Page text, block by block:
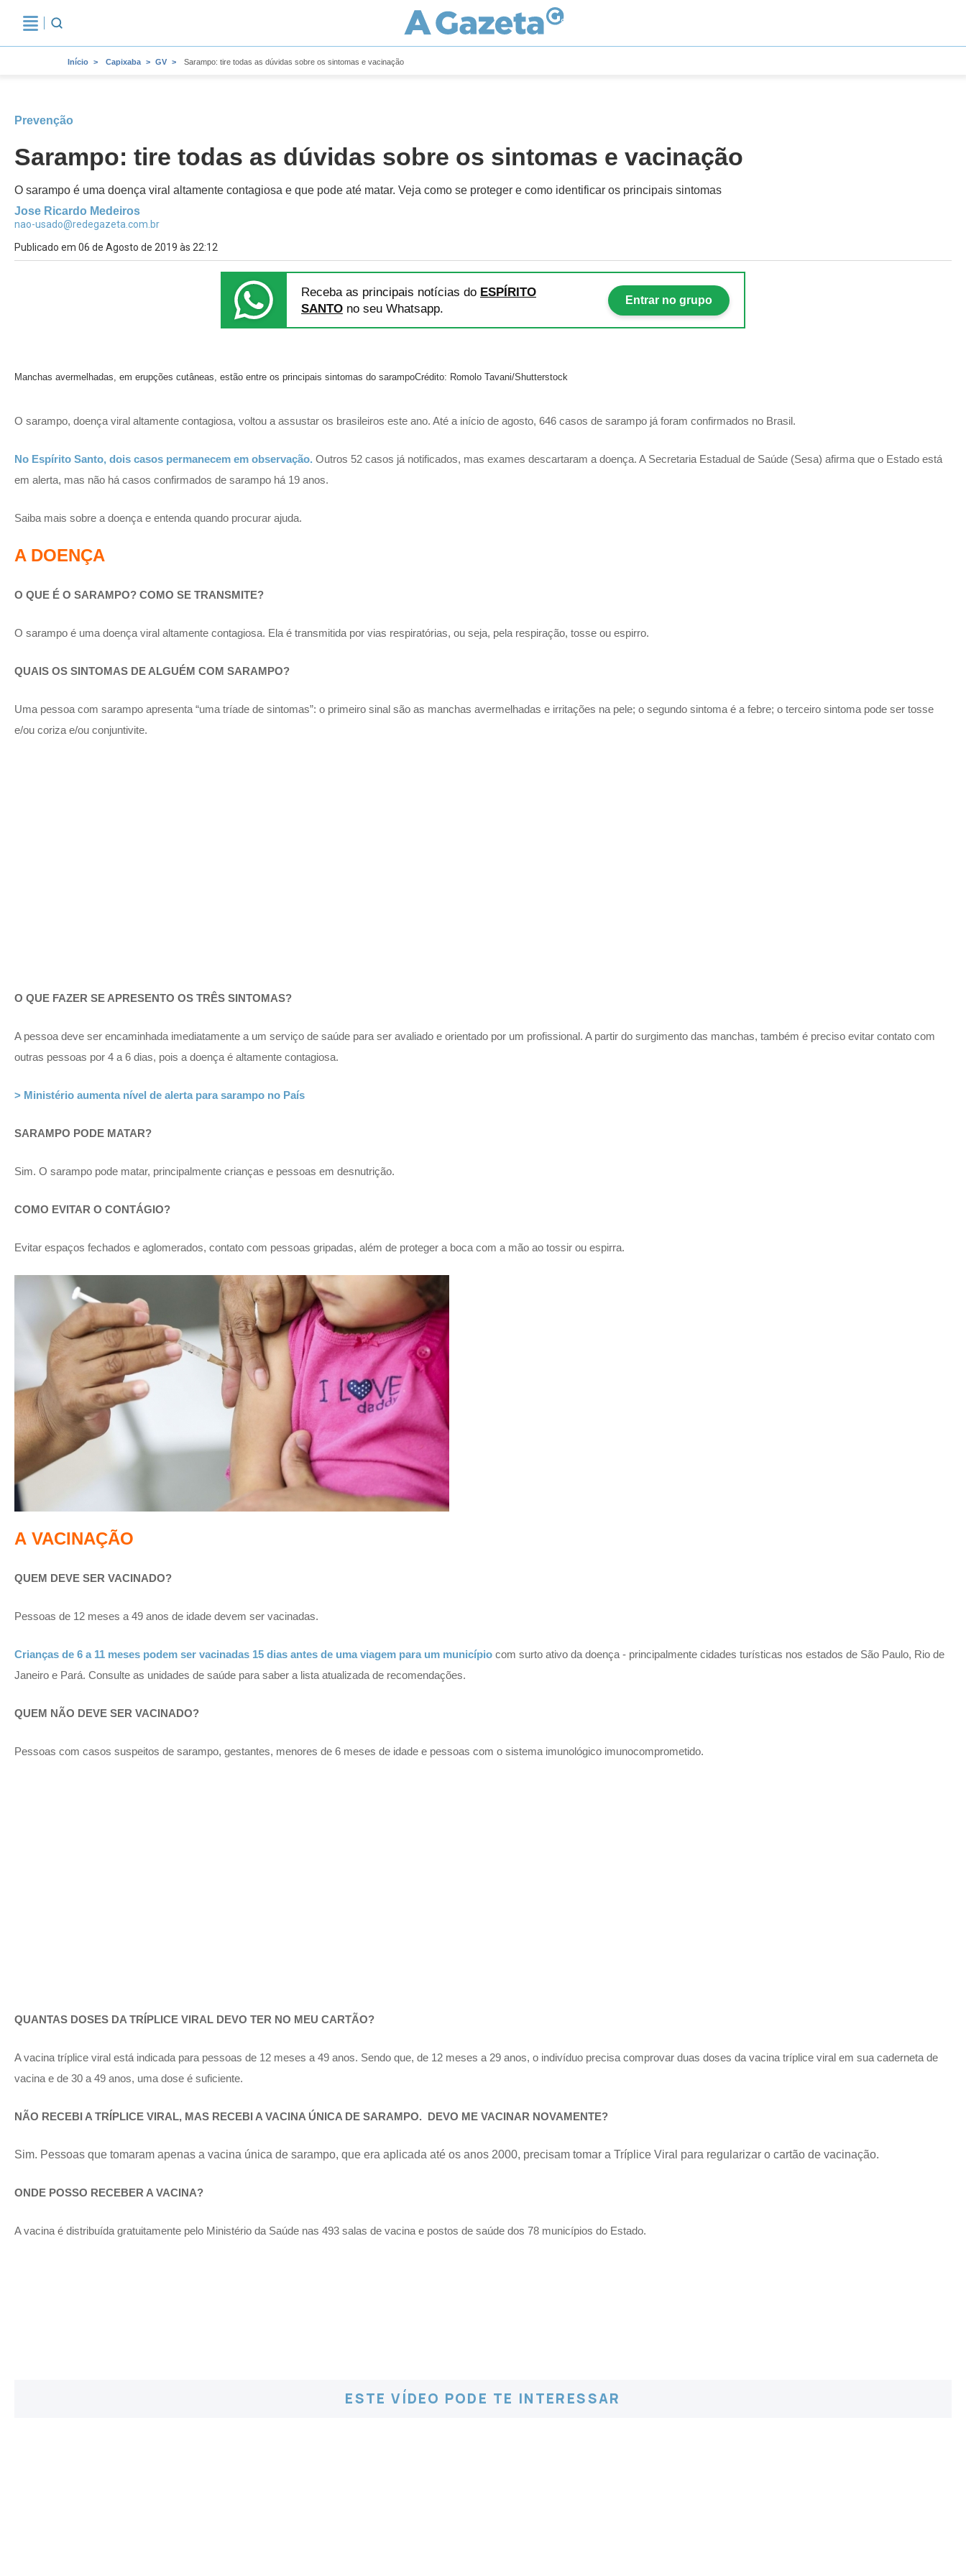
Início Capixaba GV Sarampo: tire todas as dúvidas sobre os sintomas e vacinação
Prevenção
Sarampo: tire todas as dúvidas sobre os sintomas e vacinação
O sarampo é uma doença viral altamente contagiosa e que pode até matar. Veja como se proteger e como identificar os principais sintomas
Jose Ricardo Medeiros
nao-usado@redegazeta.com.br
Publicado em 06 de Agosto de 2019 às 22:12
Receba as principais notícias do ESPÍRITO
SANTO no seu Whatsapp.
Entrar no grupo
Manchas avermelhadas, em erupções cutâneas, estão entre os principais sintomas do sarampoCrédito: Romolo Tavani/Shutterstock
O sarampo, doença viral altamente contagiosa, voltou a assustar os brasileiros este ano. Até a início de agosto, 646 casos de sarampo já foram confirmados no Brasil.
No Espírito Santo, dois casos permanecem em observação. Outros 52 casos já notificados, mas exames descartaram a doença. A Secretaria Estadual de Saúde (Sesa) afirma que o Estado está
em alerta, mas não há casos confirmados de sarampo há 19 anos.
Saiba mais sobre a doença e entenda quando procurar ajuda.
A DOENÇA
O QUE É O SARAMPO? COMO SE TRANSMITE?
O sarampo é uma doença viral altamente contagiosa. Ela é transmitida por vias respiratórias, ou seja, pela respiração, tosse ou espirro.
QUAIS OS SINTOMAS DE ALGUÉM COM SARAMPO?
Uma pessoa com sarampo apresenta “uma tríade de sintomas”: o primeiro sinal são as manchas avermelhadas e irritações na pele; o segundo sintoma é a febre; o terceiro sintoma pode ser tosse
e/ou coriza e/ou conjuntivite.
O QUE FAZER SE APRESENTO OS TRÊS SINTOMAS?
A pessoa deve ser encaminhada imediatamente a um serviço de saúde para ser avaliado e orientado por um profissional. A partir do surgimento das manchas, também é preciso evitar contato com
outras pessoas por 4 a 6 dias, pois a doença é altamente contagiosa.
> Ministério aumenta nível de alerta para sarampo no País
SARAMPO PODE MATAR?
Sim. O sarampo pode matar, principalmente crianças e pessoas em desnutrição.
COMO EVITAR O CONTÁGIO?
Evitar espaços fechados e aglomerados, contato com pessoas gripadas, além de proteger a boca com a mão ao tossir ou espirra.
A VACINAÇÃO
QUEM DEVE SER VACINADO?
Pessoas de 12 meses a 49 anos de idade devem ser vacinadas.
Crianças de 6 a 11 meses podem ser vacinadas 15 dias antes de uma viagem para um município com surto ativo da doença - principalmente cidades turísticas nos estados de São Paulo, Rio de
Janeiro e Pará. Consulte as unidades de saúde para saber a lista atualizada de recomendações.
QUEM NÃO DEVE SER VACINADO?
Pessoas com casos suspeitos de sarampo, gestantes, menores de 6 meses de idade e pessoas com o sistema imunológico imunocomprometido.
QUANTAS DOSES DA TRÍPLICE VIRAL DEVO TER NO MEU CARTÃO?
A vacina tríplice viral está indicada para pessoas de 12 meses a 49 anos. Sendo que, de 12 meses a 29 anos, o indivíduo precisa comprovar duas doses da vacina tríplice viral em sua caderneta de
vacina e de 30 a 49 anos, uma dose é suficiente.
NÃO RECEBI A TRÍPLICE VIRAL, MAS RECEBI A VACINA ÚNICA DE SARAMPO. DEVO ME VACINAR NOVAMENTE?
Sim. Pessoas que tomaram apenas a vacina única de sarampo, que era aplicada até os anos 2000, precisam tomar a Tríplice Viral para regularizar o cartão de vacinação.
ONDE POSSO RECEBER A VACINA?
A vacina é distribuída gratuitamente pelo Ministério da Saúde nas 493 salas de vacina e postos de saúde dos 78 municípios do Estado.
ESTE VÍDEO PODE TE INTERESSAR